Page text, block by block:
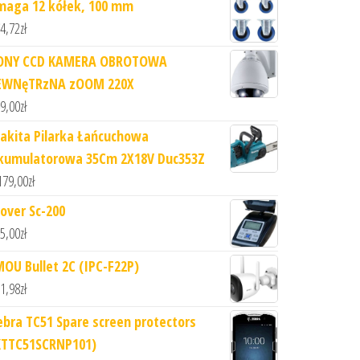
12 kółek, 100 mm
zł
CCD KAMERA OBROTOWA
zOOM 220X
zł
Pilarka Łańcuchowa
35Cm 2X18V Duc353Z
zł
Sc-200
zł
Bullet 2C (IPC-F22P)
zł
TC51 Spare screen protectors